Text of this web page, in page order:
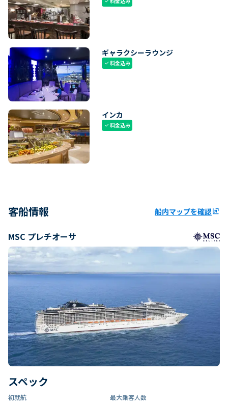
ギャラクシーラウンジ
check料金込み
インカ
check料金込み
客船情報 船内マップを確認ungroup
MSC プレチオーサ
スペック
初就航 最大乗客人数